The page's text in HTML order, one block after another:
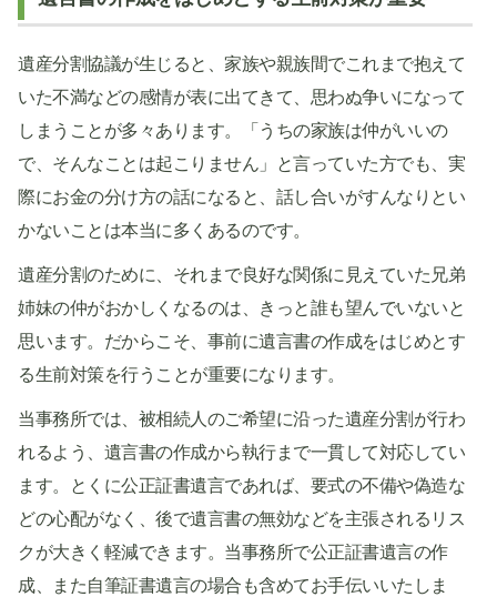
遺産分割協議が生じると、家族や親族間でこれまで抱えて
いた不満などの感情が表に出てきて、思わぬ争いになって
しまうことが多々あります。「うちの家族は仲がいいの
で、そんなことは起こりません」と言っていた方でも、実
際にお金の分け方の話になると、話し合いがすんなりとい
かないことは本当に多くあるのです。
遺産分割のために、それまで良好な関係に見えていた兄弟
姉妹の仲がおかしくなるのは、きっと誰も望んでいないと
思います。だからこそ、事前に遺言書の作成をはじめとす
る生前対策を行うことが重要になります。
当事務所では、被相続人のご希望に沿った遺産分割が行わ
れるよう、遺言書の作成から執行まで一貫して対応してい
ます。とくに公正証書遺言であれば、要式の不備や偽造な
どの心配がなく、後で遺言書の無効などを主張されるリス
クが大きく軽減できます。当事務所で公正証書遺言の作
成、また自筆証書遺言の場合も含めてお手伝いいたしま